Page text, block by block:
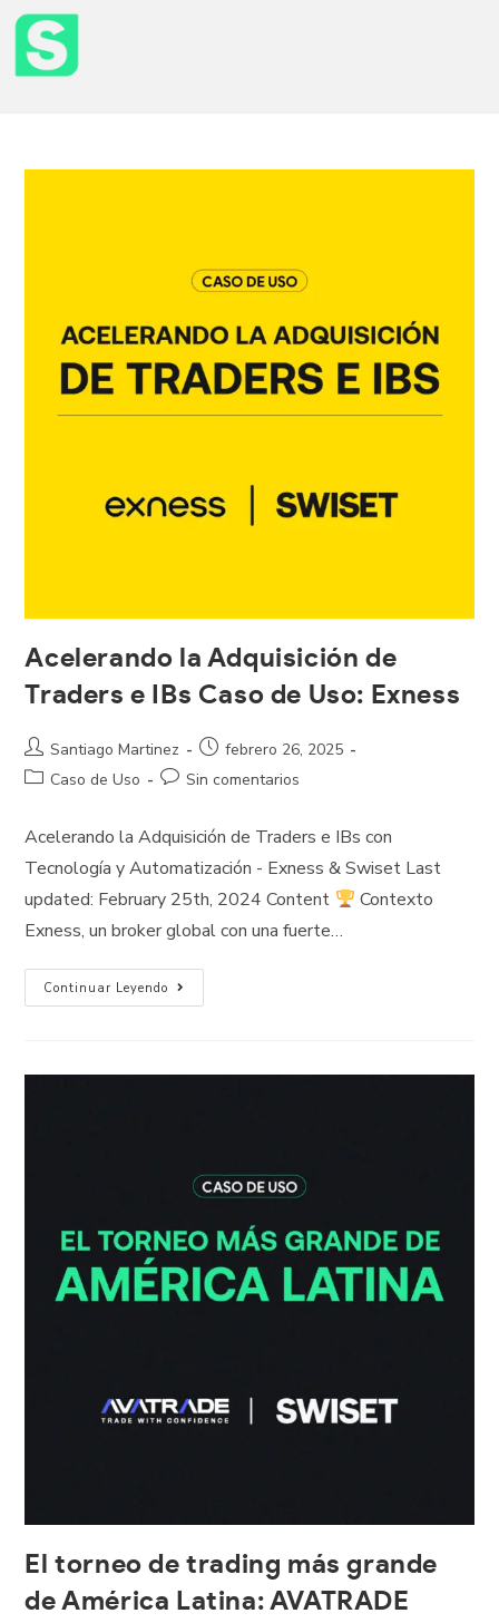
Acelerando la Adquisición de
Traders e IBs Caso de Uso: Exness
Santiago Martinez
febrero 26, 2025
Caso de Uso
Sin comentarios
Acelerando la Adquisición de Traders e IBs con
Tecnología y Automatización - Exness & Swiset Last
updated: February 25th, 2024 Content
Contexto
Exness, un broker global con una fuerte…
Continuar Leyendo
El torneo de trading más grande
de América Latina: AVATRADE